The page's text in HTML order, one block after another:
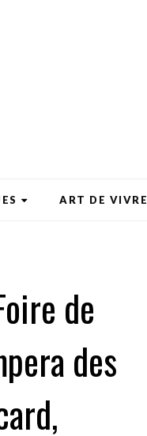
ART DE VIVRE
de
des